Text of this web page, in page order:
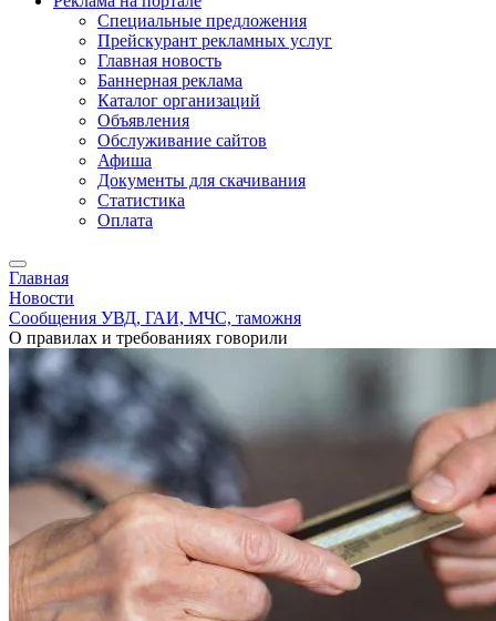
Специальные предложения
Прейскурант рекламных услуг
Главная новость
Баннерная реклама
Каталог организаций
Объявления
Обслуживание сайтов
Афиша
Документы для скачивания
Статистика
Оплата
Главная
Новости
Сообщения УВД, ГАИ, МЧС, таможня
О правилах и требованиях говорили